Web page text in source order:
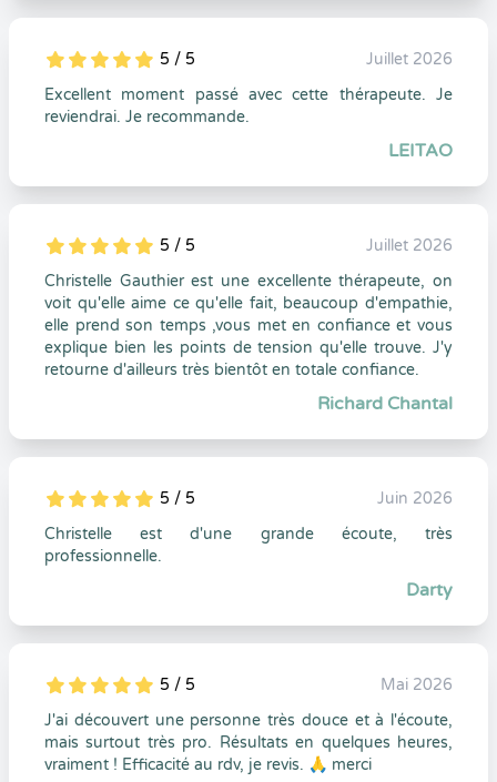
5
1
5
0 5 / 5
Juillet 2026
Excellent moment passé avec cette thérapeute. Je
reviendrai. Je recommande.
LEITAO
5
1
5
0 5 / 5
Juillet 2026
Christelle Gauthier est une excellente thérapeute, on
voit qu'elle aime ce qu'elle fait, beaucoup d'empathie,
elle prend son temps ,vous met en confiance et vous
explique bien les points de tension qu'elle trouve. J'y
retourne d'ailleurs très bientôt en totale confiance.
Richard Chantal
5
1
5
0 5 / 5
Juin 2026
Christelle est d'une grande écoute, très
professionnelle.
Darty
5
1
5
0 5 / 5
Mai 2026
J'ai découvert une personne très douce et à l'écoute,
mais surtout très pro. Résultats en quelques heures,
vraiment ! Efficacité au rdv, je revis. 🙏 merci